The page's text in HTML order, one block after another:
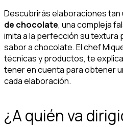
Descubrirás elaboraciones tan
de chocolate, una compleja
imita a la perfección su textura
sabor a chocolate. El chef
técnicas y productos, te
tener en cuenta para obtener
cada elaboración.
¿A quién va